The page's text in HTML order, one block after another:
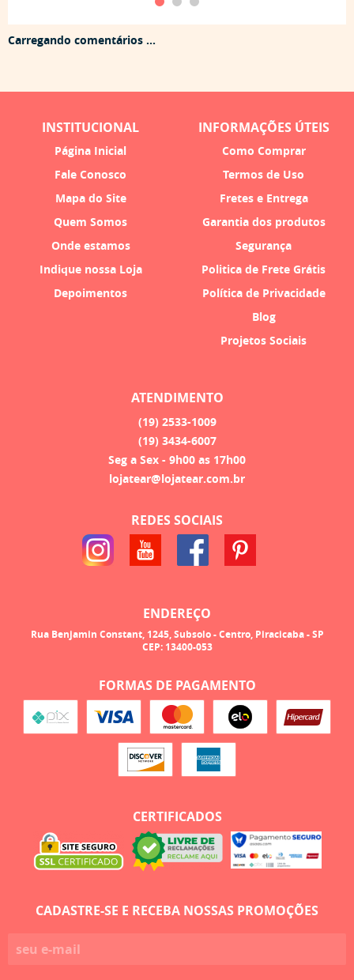
Carregando comentários ...
INSTITUCIONAL
Página Inicial
Fale Conosco
Mapa do Site
Quem Somos
Onde estamos
Indique nossa Loja
Depoimentos
INFORMAÇÕES ÚTEIS
Como Comprar
Termos de Uso
Fretes e Entrega
Garantia dos produtos
Segurança
Politica de Frete Grátis
Política de Privacidade
Blog
Projetos Sociais
ATENDIMENTO
(19) 2533-1009
(19) 3434-6007
Seg a Sex - 9h00 as 17h00
lojatear@lojatear.com.br
REDES SOCIAIS
ENDEREÇO
Rua Benjamin Constant, 1245, Subsolo-Centro, Piracicaba-SP
CEP: 13400-053
FORMAS DE PAGAMENTO
CERTIFICADOS
CADASTRE-SE E RECEBA NOSSAS PROMOÇÕES